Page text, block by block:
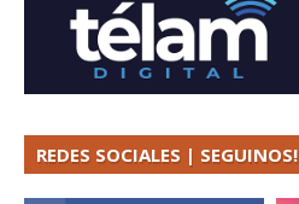
REDES SOCIALES | SEGUINOS!